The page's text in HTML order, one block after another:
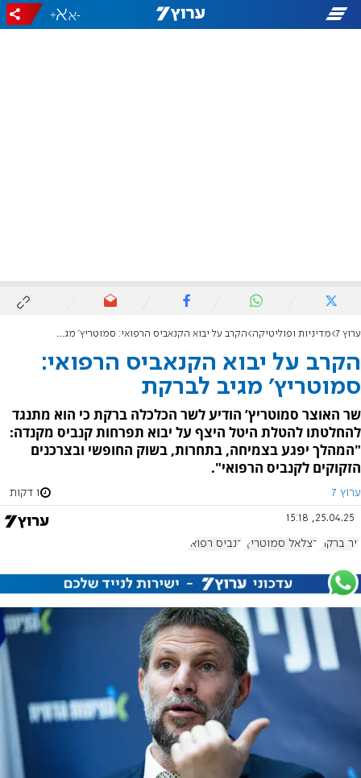
-
+
ערוץ 7 מדיניות ופוליטיקה הקרב על יבוא הקנאביס הרפואי: סמוטריץ' מגיב לברקת
הקרב על יבוא הקנאביס הרפואי:
סמוטריץ' מגיב לברקת
שר האוצר סמוטריץ’ הודיע לשר הכלכלה ברקת כי הוא מתנגד
להחלטתו להטלת היטל היצף על יבוא תפרחות קנביס מקנדה:
"המהלך יפגע בצמיחה, בתחרות, בשוק החופשי ובצרכנים
הזקוקים לקנביס הרפואי".
ערוץ 7 1 דקות
25.04.25, 15:18
ניר ברקת בצלאל סמוטריץ' קנביס רפואי